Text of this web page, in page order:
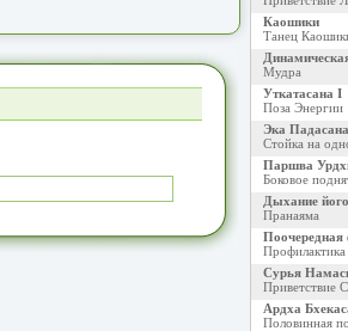
Каошики
Танец
Мудра
Уткатасана I
Поза Энергии
Эка Падасана
Стойка на
Паршва
Боковое
Дыхание
Пранаяма
Поочередная
Профилактика
Сурья
Приветствие
Ардха
Половинная